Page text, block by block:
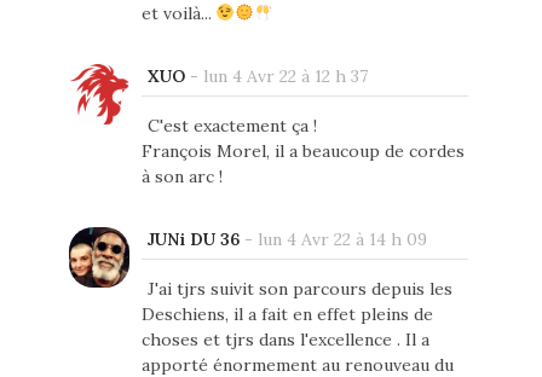
et voilà...
XUO- lun 4 Avr 22 à 12 h 37
C'est exactement ça !
François Morel, il a beaucoup de cordes
à son arc !
JUNi DU 36- lun 4 Avr 22 à 14 h 09
J'ai tjrs suivit son parcours depuis les
Deschiens, il a fait en effet pleins de
choses et tjrs dans l'excellence . Il a
apporté énormement au renouveau du